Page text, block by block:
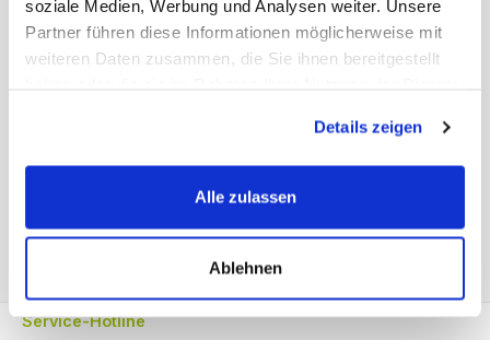
soziale Medien, Werbung und Analysen weiter. Unsere
Partner führen diese Informationen möglicherweise mit
weiteren Daten zusammen, die Sie ihnen bereitgestellt
Details zeigen
Alle zulassen
Ablehnen
Bewertungen
Service-Hotline